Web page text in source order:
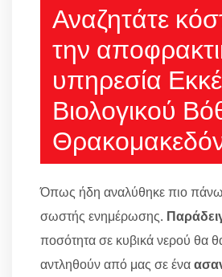
Αναζητάτε
την
υπηρεσία
Βιολογικού
Όπως ήδη αναλύθηκε πιο πάνω
σωστής ενημέρωσης.
ποσότητα σε κυβικά νερού θα
αντληθούν από μας σε ένα